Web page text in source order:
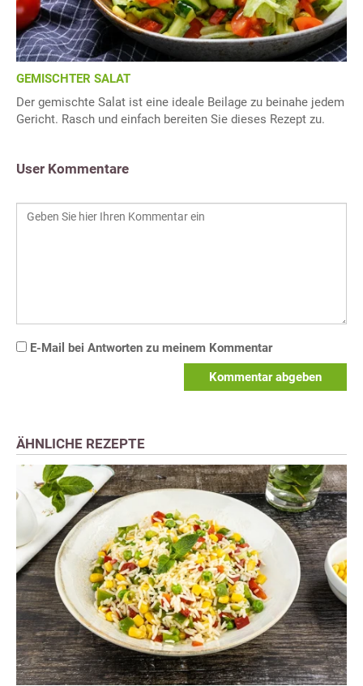
GEMISCHTER SALAT
Der gemischte Salat ist eine ideale Beilage zu beinahe jedem
Gericht. Rasch und einfach bereiten Sie dieses Rezept zu.
User Kommentare
E-Mail bei Antworten zu meinem Kommentar
Kommentar abgeben
ÄHNLICHE REZEPTE